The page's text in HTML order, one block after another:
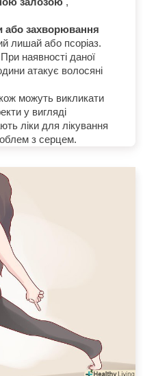
або захворювання
лишай або псоріаз.
наявності даної
атакує волосяні
можуть викликати
у вигляді
ліки для лікування
з серцем.